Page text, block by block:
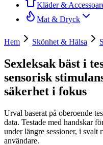
Kläder &
Mat & Dryck
Hem Skönhet & Hälsa
Sexleksak bäst i
sensorisk
säkerhet i fokus
Urval baserat på oberoende
data. Testade med handskar
under längre sessioner, i svalt
användare.